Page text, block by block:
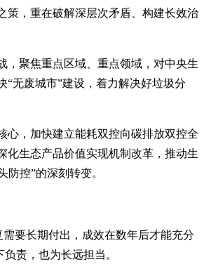
策，重在破解深层次矛盾、构建长效治
，聚焦重点区域、重点领域，对中央生
无废城市”建设，着力解决好垃圾分
心，加快建立能耗双控向碳排放双控全
化生态产品价值实现机制改革，推动生
控”的深刻转变。
要长期付出，成效在数年后才能充分
责，也为长远担当。